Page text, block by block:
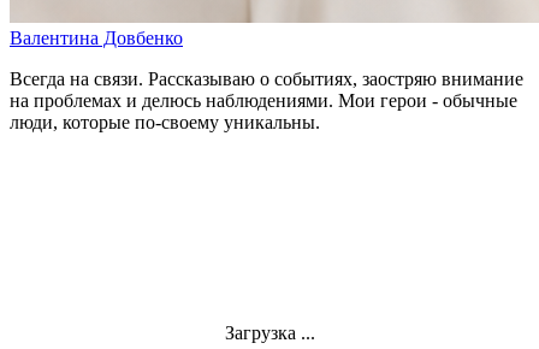
Валентина Довбенко
Всегда на связи. Рассказываю о событиях, заостряю внимание
на проблемах и делюсь наблюдениями. Мои герои - обычные
люди, которые по-своему уникальны.
Загрузка ...